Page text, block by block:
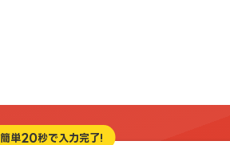
簡単20秒で入力完了!